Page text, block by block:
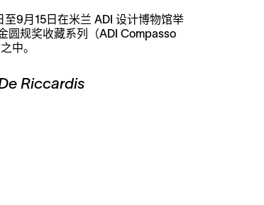
9月15日在米兰 ADI 设计博物馆举
圆规奖收藏系列（ADI Compasso
中。
Riccardis